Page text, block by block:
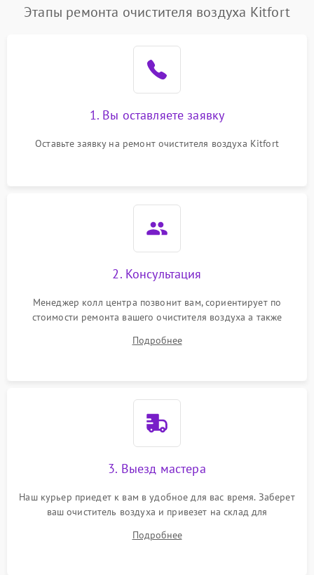
Этапы ремонта очистителя воздуха Kitfort
1. Вы оставляете заявку
Оставьте заявку на ремонт очистителя воздуха Kitfort
2. Консультация
Менеджер колл центра позвонит вам, сориентирует по
стоимости ремонта вашего очистителя воздуха а также
Подробнее
3. Выезд мастера
Наш курьер приедет к вам в удобное для вас время. Заберет
ваш очиститель воздуха и привезет на склад для
Подробнее